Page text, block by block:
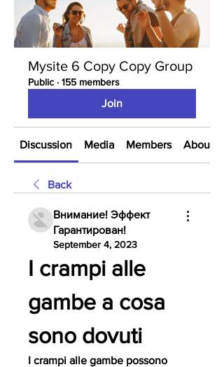
Mysite 6 Copy Copy Group
Public · 155 members
Join
Discussion Media Members About
Back
Внимание! Эффект
Гарантирован!
September 4, 2023
I crampi alle
gambe a cosa
sono dovuti
I crampi alle gambe possono